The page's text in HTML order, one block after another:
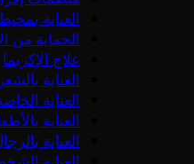
العناية
الحماية من
علاج الإكزيما
العناية بالشعر
العناية
العناية
العناية